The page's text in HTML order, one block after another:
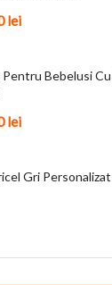
lei
Bebelusi
lei
Gri